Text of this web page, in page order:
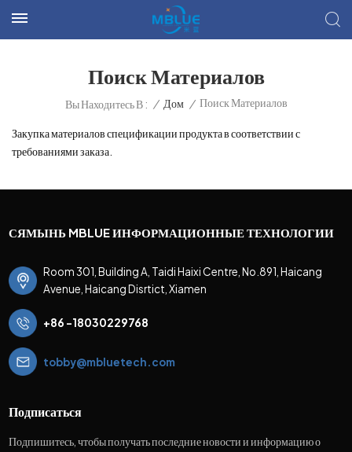
Поиск Материалов
Вы Находитесь В : / Дом / Поиск Материалов
Закупка материалов спецификации продукта в соответствии с
требованиями заказа.
СЯМЫНЬ MBLUE ИНФОРМАЦИОННЫЕ ТЕХНОЛОГИИ
Room 301, Building A, Taidi Haixi Centre, No.891, Haicang
Avenue, Haicang Disrtict, Xiamen
+86 -18030229768
tobby@mbluetech.com
Подписаться
Подпишитесь, чтобы получать последние новости и информацию о